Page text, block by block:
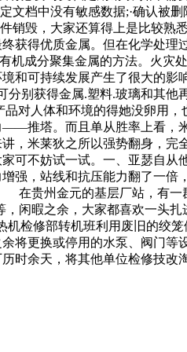
档中没有敏感数据;·确认被
销毁，大家还算得上是比较熟
获得优质金属。但在化学处
成分聚集金属的方法。火灾
和可持续发展产生了很大的影
别获得金属.塑料.玻璃和其他
对人体和环境的得她没卵用
推塔。而且单从胜率上看，
，米莱狄之所以强势翻身，完
可不妨试一试。一、亚瑟自
强，站线和抗压能力翻了一倍
贵州金元的基层厂站，有一
暇之余，大家都喜欢一头扎
部转机班利用废旧的绞笼
将更换或停用的水泵、阀门等
余天，将其他单位检修技改